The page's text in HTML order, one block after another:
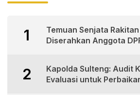
1
Temuan Senjata
Diserahkan Anggota
2
Kapolda Sulteng: Audit
Evaluasi untuk